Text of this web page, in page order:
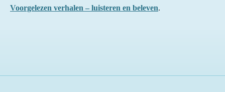
Voorgelezen verhalen – luisteren en beleven.